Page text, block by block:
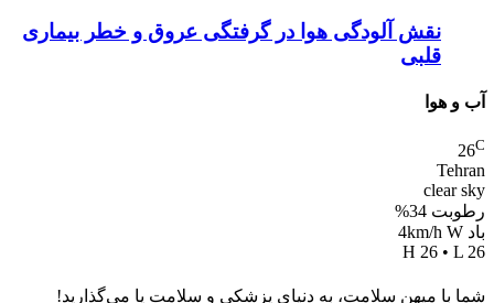
نقش آلودگی هوا در گرفتگی عروق و خطر بیماری
قلبی
آب و هوا
26C
Tehran
clear sky
رطوبت 34%
باد 4km/h W
H 26 • L 26
شما با میهن سلامت، به دنیای پزشکی و سلامت پا می‌گذارید!